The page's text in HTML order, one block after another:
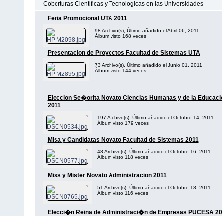
Coberturas Cientificas y Tecnologicas en las Universidades
Feria Promocional UTA 2011
98 Archivo(s), Último añadido el Abril 06, 2011
Álbum visto 168 veces
Presentacion de Proyectos Facultad de Sistemas UTA
73 Archivo(s), Último añadido el Junio 01, 2011
Álbum visto 144 veces
Eleccion Se�orita Novato Ciencias Humanas y de la
2011
197 Archivo(s), Último añadido el Octubre 14, 2011
Álbum visto 179 veces
Misa y Candidatas Novato Facultad de Sistemas 2011
48 Archivo(s), Último añadido el Octubre 16, 2011
Álbum visto 118 veces
Miss y Mister Novato Administracion 2011
51 Archivo(s), Último añadido el Octubre 18, 2011
Álbum visto 116 veces
Elecci�n Reina de Administraci�n de Empresas PUCESA